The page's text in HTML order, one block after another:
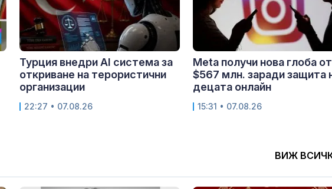
Турция внедри AI система за
откриване на терористични
организации
22:27 • 07.08.26
Meta получи нова глоба от
$567 млн. заради защита
децата онлайн
15:31 • 07.08.26
ВИЖ